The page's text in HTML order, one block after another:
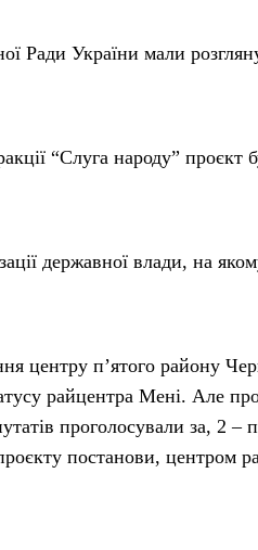
Ради України мали
“Слуга народу” проєкт
державної влади, на
центру п’ятого району
райцентра Мені. Але
проголосували за, 2
постанови, центром